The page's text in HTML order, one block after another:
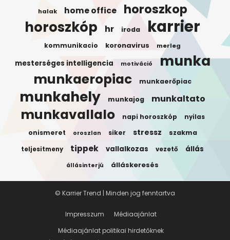
halak home office horoszkop
horoszkóp hr iroda karrier
kommunikacio koronavirus merleg
mesterséges intelligencia motiváció munka
munkaeropiac munkaerőpiac
munkahely munkajog munkaltato
munkavallalo napi horoszkóp nyilas
onismeret oroszlan siker stressz szakma
teljesitmeny tippek vallalkozas vezető állás
állásinterjú álláskeresés
Impresszum
Médiaajánlat
Médiaajánlat politikai hirdetőknek
© Karrier Trend | Minden jog fenntartva